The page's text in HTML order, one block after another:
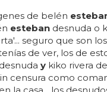
de belén
estebandesnuda o
seguro que son
de ver, los de
ykiko rivera
censura como